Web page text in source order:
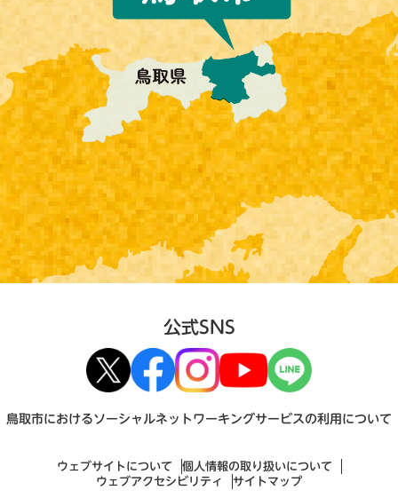
公式SNS
鳥取市におけるソーシャルネットワーキングサービスの利用について
ウェブサイトについて
個人情報の取り扱いについて
ウェブアクセシビリティ
サイトマップ